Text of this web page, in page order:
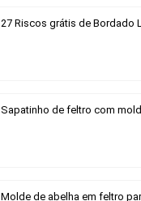
27 Riscos grátis de Bordado
Sapatinho de feltro com
Molde de abelha em feltro